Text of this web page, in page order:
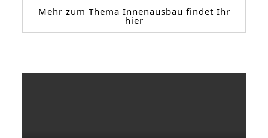
Mehr zum Thema Innenausbau findet Ihr
hier